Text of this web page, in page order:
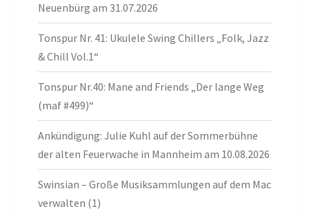
Neuenbürg am 31.07.2026
Tonspur Nr. 41: Ukulele Swing Chillers „Folk, Jazz
& Chill Vol.1“
Tonspur Nr.40: Mane and Friends „Der lange Weg
(maf #499)“
Ankündigung: Julie Kuhl auf der Sommerbühne
der alten Feuerwache in Mannheim am 10.08.2026
Swinsian – Große Musiksammlungen auf dem Mac
verwalten (1)